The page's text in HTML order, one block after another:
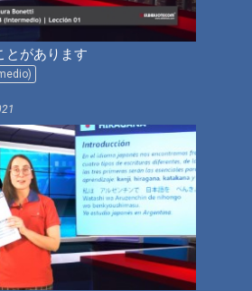
とがあります